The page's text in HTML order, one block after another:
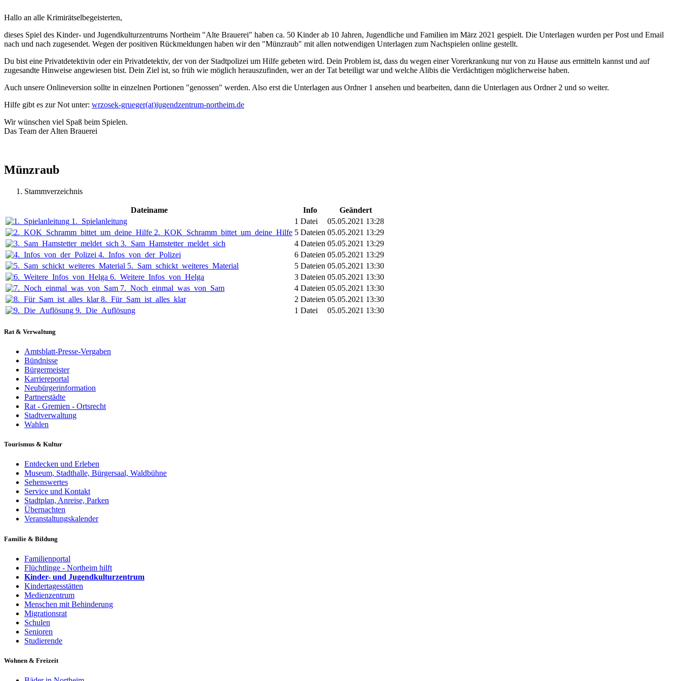
Hallo an alle Krimirätselbegeisterten,
dieses Spiel des Kinder- und Jugendkulturzentrums Northeim "Alte Brauerei" haben ca. 50 Kinder ab 10 Jahren, Jugendliche und Familien im März 2021 gespielt. Die Unterlagen wurden per Post und Email
nach und nach zugesendet. Wegen der positiven Rückmeldungen haben wir den "Münzraub" mit allen notwendigen Unterlagen zum Nachspielen online gestellt.
Du bist eine Privatdetektivin oder ein Privatdetektiv, der von der Stadtpolizei um Hilfe gebeten wird. Dein Problem ist, dass du wegen einer Vorerkrankung nur von zu Hause aus ermitteln kannst und auf
zugesandte Hinweise angewiesen bist. Dein Ziel ist, so früh wie möglich herauszufinden, wer an der Tat beteiligt war und welche Alibis die Verdächtigen möglicherweise haben.
Auch unsere Onlineversion sollte in einzelnen Portionen "genossen" werden. Also erst die Unterlagen aus Ordner 1 ansehen und bearbeiten, dann die Unterlagen aus Ordner 2 und so weiter.
Hilfe gibt es zur Not unter: wrzosek-grueger(at)jugendzentrum-northeim.de
Wir wünschen viel Spaß beim Spielen.
Das Team der Alten Brauerei
Münzraub
Stammverzeichnis
Dateiname Info
Geändert
1._Spielanleitung
1 Datei
05.05.2021 13:28
2._KOK_Schramm_bittet_um_deine_Hilfe 5 Dateien 05.05.2021 13:29
3._Sam_Hamstetter_meldet_sich
4 Dateien 05.05.2021 13:29
4._Infos_von_der_Polizei
6 Dateien 05.05.2021 13:29
5._Sam_schickt_weiteres_Material
5 Dateien 05.05.2021 13:30
6._Weitere_Infos_von_Helga
3 Dateien 05.05.2021 13:30
7._Noch_einmal_was_von_Sam
4 Dateien 05.05.2021 13:30
8._Für_Sam_ist_alles_klar
2 Dateien 05.05.2021 13:30
9._Die_Auflösung
1 Datei 05.05.2021 13:30
Rat & Verwaltung
Amtsblatt-Presse-Vergaben
Bündnisse
Bürgermeister
Karriereportal
Neubürgerinformation
Partnerstädte
Rat - Gremien - Ortsrecht
Stadtverwaltung
Wahlen
Tourismus & Kultur
Entdecken und Erleben
Museum, Stadthalle, Bürgersaal, Waldbühne
Sehenswertes
Service und Kontakt
Stadtplan, Anreise, Parken
Übernachten
Veranstaltungskalender
Familie & Bildung
Familienportal
Flüchtlinge - Northeim hilft
Kinder- und Jugendkulturzentrum
Kindertagesstätten
Medienzentrum
Menschen mit Behinderung
Migrationsrat
Schulen
Senioren
Studierende
Wohnen & Freizeit